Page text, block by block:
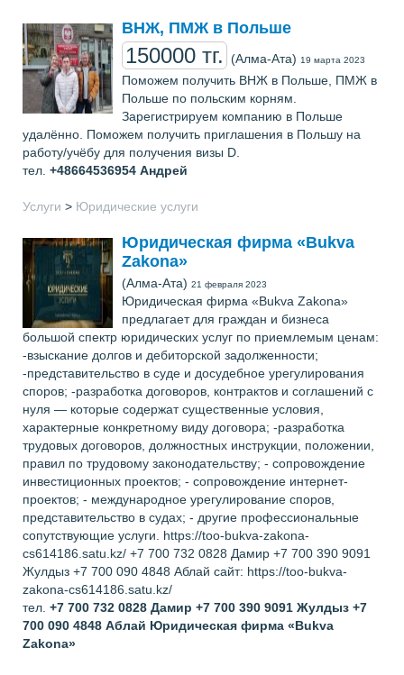
ВНЖ, ПМЖ в Польше
150000 тг. (Алма-Ата) 19 марта 2023
Поможем получить ВНЖ в Польше, ПМЖ в
Польше по польским корням.
Зарегистрируем компанию в Польше
удалённо. Поможем получить приглашения в Польшу на
работу/учёбу для получения визы D.
тел. +48664536954 Андрей
Услуги > Юридические услуги
Юридическая фирма «Bukva
Zakona»
(Алма-Ата) 21 февраля 2023
Юридическая фирма «Bukva Zakona»
предлагает для граждан и бизнеса
большой спектр юридических услуг по приемлемым ценам:
-взыскание долгов и дебиторской задолженности;
-представительство в суде и досудебное урегулирования
споров; -разработка договоров, контрактов и соглашений с
нуля — которые содержат существенные условия,
характерные конкретному виду договора; -разработка
трудовых договоров, должностных инструкции, положении,
правил по трудовому законодательству; - сопровождение
инвестиционных проектов; - сопровождение интернет-
проектов; - международное урегулирование споров,
представительство в судах; - другие профессиональные
сопутствующие услуги. https://too-bukva-zakona-
cs614186.satu.kz/ +7 700 732 0828 Дамир +7 700 390 9091
Жулдыз +7 700 090 4848 Аблай сайт: https://too-bukva-
zakona-cs614186.satu.kz/
тел. +7 700 732 0828 Дамир +7 700 390 9091 Жулдыз +7
700 090 4848 Аблай Юридическая фирма «Bukva
Zakona»